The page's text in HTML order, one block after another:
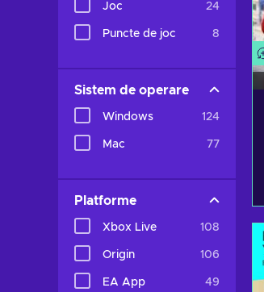
Joc 24
Puncte de joc 8
Sistem de operare
Windows 124
Mac 77
Platforme
Xbox Live 108
Origin 106
EA App 49